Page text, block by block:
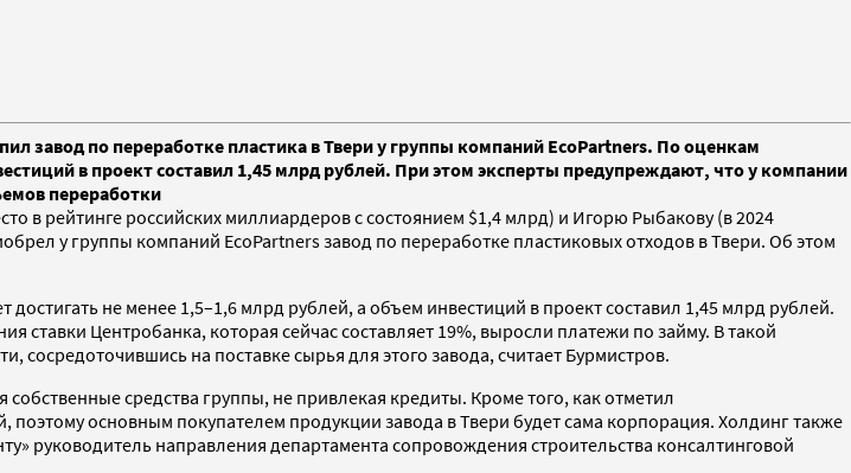
завод по переработке пластика в Твери у группы компаний EcoPartners. По оценкам
в проект составил 1,45 млрд рублей. При этом эксперты предупреждают, что у компании
переработки
в рейтинге российских миллиардеров с состоянием $1,4 млрд) и Игорю Рыбакову (в 2024
у группы компаний EcoPartners завод по переработке пластиковых отходов в Твери. Об этом
не менее 1,5–1,6 млрд рублей, а объем инвестиций в проект составил 1,45 млрд рублей.
Центробанка, которая сейчас составляет 19%, выросли платежи по займу. В такой
на поставке сырья для этого завода, считает Бурмистров.
собственные средства группы, не привлекая кредиты. Кроме того, как отметил
основным покупателем продукции завода в Твери будет сама корпорация. Холдинг также
руководитель направления департамента сопровождения строительства консалтинговой